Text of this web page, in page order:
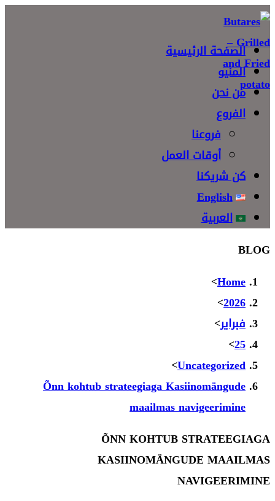
Skip
to
contentالصفحة الرئيسية
المنيو
من نحن
الفروع
فروعنا
أوقات العمل
كن شريكنا
English
العربية
BLOG
Home
>
2026
>
فبراير>
25
>
Uncategorized
>
Õnn kohtub strateegiaga Kasiinomängude
maailmas navigeerimine
ÕNN KOHTUB STRATEEGIAGA
KASIINOMÄNGUDE MAAILMAS
NAVIGEERIMINE